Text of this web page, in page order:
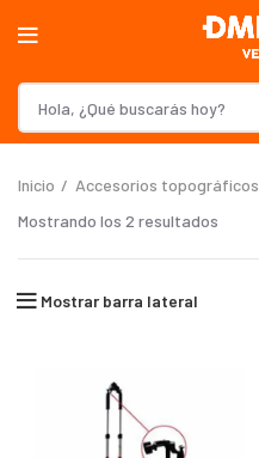
Inicio Accesorios topográficos
Mostrando los 2 resultados
Mostrar barra lateral